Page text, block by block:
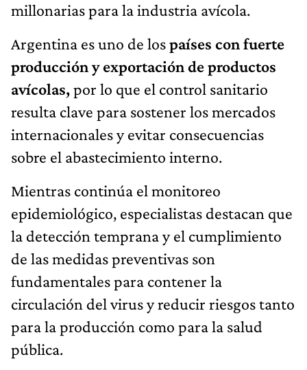
millonarias para la industria avícola.
Argentina es uno de lospaíses con fuerte
producción y exportación de productos
avícolas,por lo que el control sanitario
resulta clave para sostener los mercados
internacionales y evitar consecuencias
sobre el abastecimiento interno.
Mientras continúa el monitoreo
epidemiológico, especialistas destacan que
la detección temprana y el cumplimiento
de las medidas preventivas son
fundamentales para contener la
circulación del virus y reducir riesgos tanto
para la producción como para la salud
pública.